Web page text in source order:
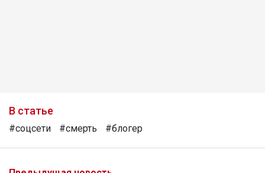
В статье
#соцсети #смерть #блогер